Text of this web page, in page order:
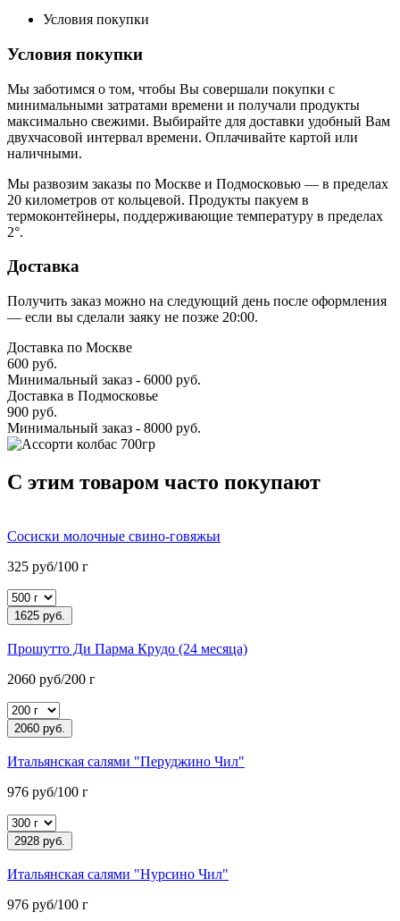
Условия покупки
Условия покупки
Мы заботимся о том, чтобы Вы совершали покупки с
минимальными затратами времени и получали продукты
максимально свежими. Выбирайте для доставки удобный Вам
двухчасовой интервал времени. Оплачивайте картой или
наличными.
Мы развозим заказы по Москве и Подмосковью — в пределах
20 километров от кольцевой. Продукты пакуем в
термоконтейнеры, поддерживающие температуру в пределах
2°.
Доставка
Получить заказ можно на следующий день после оформления
— если вы сделали заяку не позже 20:00.
Доставка по Москве
600 руб.
Минимальный заказ - 6000 руб.
Доставка в Подмосковье
900 руб.
Минимальный заказ - 8000 руб.
C этим товаром часто покупают
Сосиски молочные свино-говяжьи
325 руб/100 г
1625 руб.
Прошутто Ди Парма Крудо (24 месяца)
2060 руб/200 г
2060 руб.
Итальянская салями "Перуджино Чил"
976 руб/100 г
2928 руб.
Итальянская салями "Нурсино Чил"
976 руб/100 г